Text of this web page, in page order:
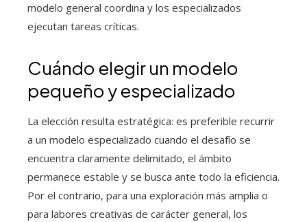
modelo general coordina y los especializados
ejecutan tareas críticas.
Cuándo elegir un modelo
pequeño y especializado
La elección resulta estratégica: es preferible recurrir
a un modelo especializado cuando el desafío se
encuentra claramente delimitado, el ámbito
permanece estable y se busca ante todo la eficiencia.
Por el contrario, para una exploración más amplia o
para labores creativas de carácter general, los